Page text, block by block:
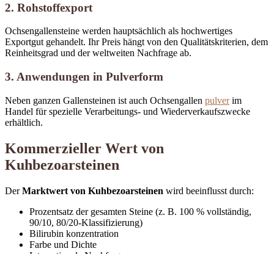
2. Rohstoffexport
Ochsengallensteine ​​werden hauptsächlich als hochwertiges
Exportgut gehandelt. Ihr Preis hängt von den Qualitätskriterien, dem
Reinheitsgrad und der weltweiten Nachfrage ab.
3. Anwendungen in Pulverform
Neben ganzen Gallensteinen ist auch Ochsengallen pulverim
Handel für spezielle Verarbeitungs- und Wiederverkaufszwecke
erhältlich.
Kommerzieller Wert von
Kuhbezoarsteinen
DerMarktwert von Kuhbezoarsteinen wird beeinflusst durch:
Prozentsatz der gesamten Steine ​​(z. B. 100 % vollständig,
90/10, 80/20-Klassifizierung)
Bilirubin konzentration
Farbe und Dichte